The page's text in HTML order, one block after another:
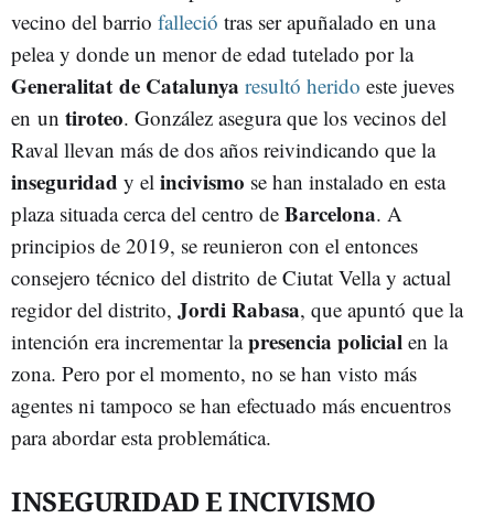
vecino del barrio falleció tras ser apuñalado en una
pelea y donde un menor de edad tutelado por la
Generalitat de Catalunya resultó herido este jueves
en un tiroteo. González asegura que los vecinos del
Raval llevan más de dos años reivindicando que la
inseguridad y el incivismo se han instalado en esta
plaza situada cerca del centro de Barcelona. A
principios de 2019, se reunieron con el entonces
consejero técnico del distrito de Ciutat Vella y actual
regidor del distrito, Jordi Rabasa, que apuntó que la
intención era incrementar lapresencia policial en la
zona. Pero por el momento, no se han visto más
agentes ni tampoco se han efectuado más encuentros
para abordar esta problemática.
INSEGURIDAD E INCIVISMO